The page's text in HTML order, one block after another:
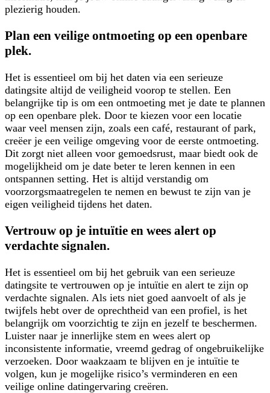
plezierig houden.
Plan een veilige ontmoeting op een openbare
plek.
Het is essentieel om bij het daten via een serieuze
datingsite altijd de veiligheid voorop te stellen. Een
belangrijke tip is om een ontmoeting met je date te plannen
op een openbare plek. Door te kiezen voor een locatie
waar veel mensen zijn, zoals een café, restaurant of park,
creëer je een veilige omgeving voor de eerste ontmoeting.
Dit zorgt niet alleen voor gemoedsrust, maar biedt ook de
mogelijkheid om je date beter te leren kennen in een
ontspannen setting. Het is altijd verstandig om
voorzorgsmaatregelen te nemen en bewust te zijn van je
eigen veiligheid tijdens het daten.
Vertrouw op je intuïtie en wees alert op
verdachte signalen.
Het is essentieel om bij het gebruik van een serieuze
datingsite te vertrouwen op je intuïtie en alert te zijn op
verdachte signalen. Als iets niet goed aanvoelt of als je
twijfels hebt over de oprechtheid van een profiel, is het
belangrijk om voorzichtig te zijn en jezelf te beschermen.
Luister naar je innerlijke stem en wees alert op
inconsistente informatie, vreemd gedrag of ongebruikelijke
verzoeken. Door waakzaam te blijven en je intuïtie te
volgen, kun je mogelijke risico’s verminderen en een
veilige online datingervaring creëren.